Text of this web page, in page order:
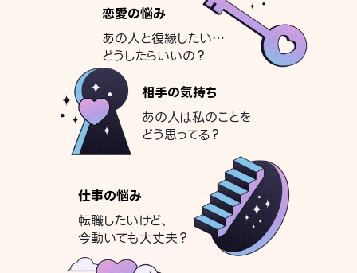
恋愛の悩み
あの人と復縁したい…
どうしたらいいの？
相手の気持ち
あの人は私のことを
どう思ってる？
仕事の悩み
転職したいけど、
今動いても大丈夫？